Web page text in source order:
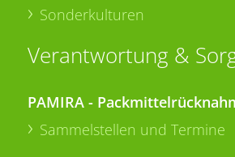
Sonderkulturen
Verantwortung &
PAMIRA -
Sammelstellen und Termine